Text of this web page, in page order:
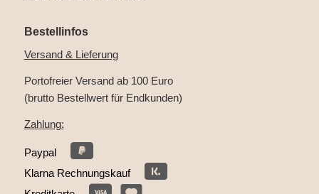
Bestellinfos
Versand & Lieferung
Portofreier Versand ab 100 Euro
(brutto Bestellwert für Endkunden)
Zahlung:
Paypal
Klarna Rechnungskauf